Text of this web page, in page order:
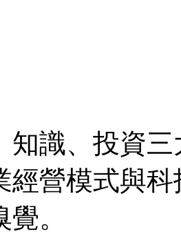
知識、投資
經營模式與
。